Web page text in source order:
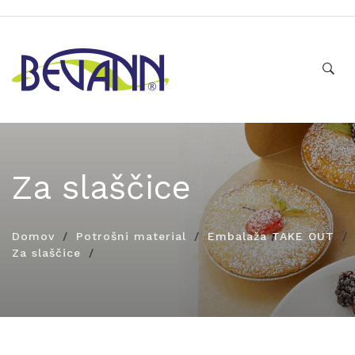
Za slaščice
Domov Potrošni material
Embalaža TAKE OUT
Za slaščice